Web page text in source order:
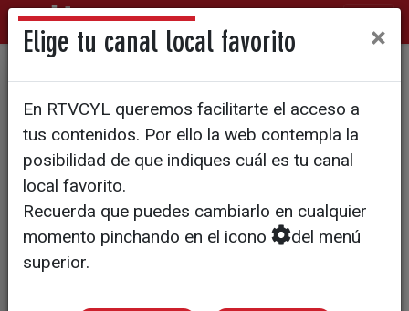
La Ribera, sin medios
suficientes ante el fuego
Elige tu canal local favorito ×
En RTVCYL queremos facilitarte el acceso a
tus contenidos. Por ello la web contempla la
posibilidad de que indiques cuál es tu canal
local favorito.
Recuerda que puedes cambiarlo en cualquier
momento pinchando en el icono
del menú
superior.